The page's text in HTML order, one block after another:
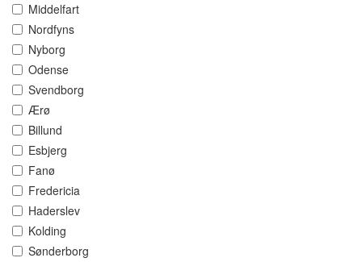
Middelfart
Nordfyns
Nyborg
Odense
Svendborg
Ærø
Billund
Esbjerg
Fanø
Fredericia
Haderslev
Kolding
Sønderborg